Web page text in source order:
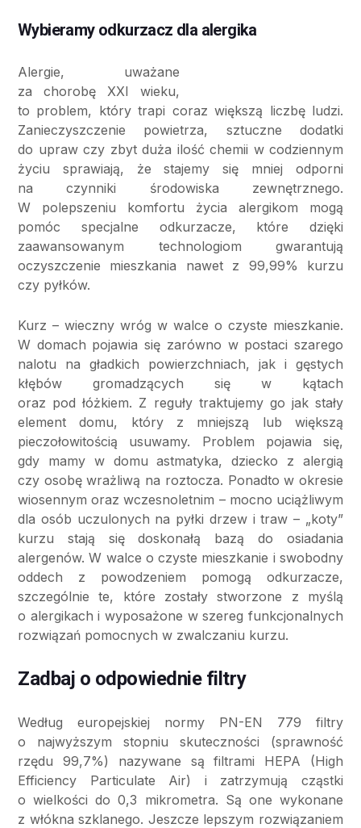
Wybieramy odkurzacz dla alergika
Alergie, uważane
za chorobę XXI wieku,
to problem, który trapi coraz większą liczbę ludzi.
Zanieczyszczenie powietrza, sztuczne dodatki
do upraw czy zbyt duża ilość chemii w codziennym
życiu sprawiają, że stajemy się mniej odporni
na czynniki środowiska zewnętrznego.
W polepszeniu komfortu życia alergikom mogą
pomóc specjalne odkurzacze, które dzięki
zaawansowanym technologiom gwarantują
oczyszczenie mieszkania nawet z 99,99% kurzu
czy pyłków.
Kurz – wieczny wróg w walce o czyste mieszkanie.
W domach pojawia się zarówno w postaci szarego
nalotu na gładkich powierzchniach, jak i gęstych
kłębów gromadzących się w kątach
oraz pod łóżkiem. Z reguły traktujemy go jak stały
element domu, który z mniejszą lub większą
pieczołowitością usuwamy. Problem pojawia się,
gdy mamy w domu astmatyka, dziecko z alergią
czy osobę wrażliwą na roztocza. Ponadto w okresie
wiosennym oraz wczesnoletnim – mocno uciążliwym
dla osób uczulonych na pyłki drzew i traw – „koty”
kurzu stają się doskonałą bazą do osiadania
alergenów. W walce o czyste mieszkanie i swobodny
oddech z powodzeniem pomogą odkurzacze,
szczególnie te, które zostały stworzone z myślą
o alergikach i wyposażone w szereg funkcjonalnych
rozwiązań pomocnych w zwalczaniu kurzu.
Zadbaj o odpowiednie filtry
Według europejskiej normy PN-EN 779 filtry
o najwyższym stopniu skuteczności (sprawność
rzędu 99,7%) nazywane są filtrami HEPA (High
Efficiency Particulate Air) i zatrzymują cząstki
o wielkości do 0,3 mikrometra. Są one wykonane
z włókna szklanego. Jeszcze lepszym rozwiązaniem